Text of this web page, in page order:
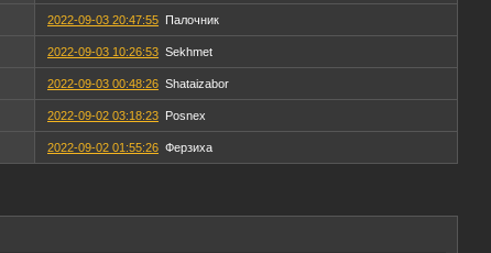
2022-09-03 20:47:55 Палочник
2022-09-03 10:26:53 Sekhmet
2022-09-03 00:48:26 Shataizabor
2022-09-02 03:18:23 Posnex
2022-09-02 01:55:26 Ферзиха